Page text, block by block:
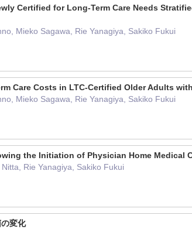
Certified for Long-Term Care Needs
Mieko Sagawa, Rie Yanagiya, Sakiko Fukui
Care Costs in LTC-Certified Older Adults
Mieko Sagawa, Rie Yanagiya, Sakiko Fukui
the Initiation of Physician Home Medical
Rie Yanagiya, Sakiko Fukui
変化